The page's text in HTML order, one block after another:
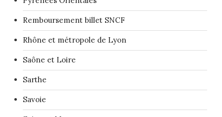
Remboursement billet SNCF
Rhône et métropole de Lyon
Saône et Loire
Sarthe
Savoie